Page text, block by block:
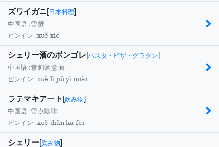
ズワイガニ[ 日本料理]
中国語 :雪蟹
ピンイン :xuě xiè
シェリー酒のボンゴレ[パスタ・ピザ・グラタン]
中国語 :雪莉酒意面
ピンイン :xuě lì jiǔ yì miàn
ラテマキアート [飲み物]
中国語 :雪点咖啡
ピンイン :xuě diǎn kā fēi
シェリー[飲み物]